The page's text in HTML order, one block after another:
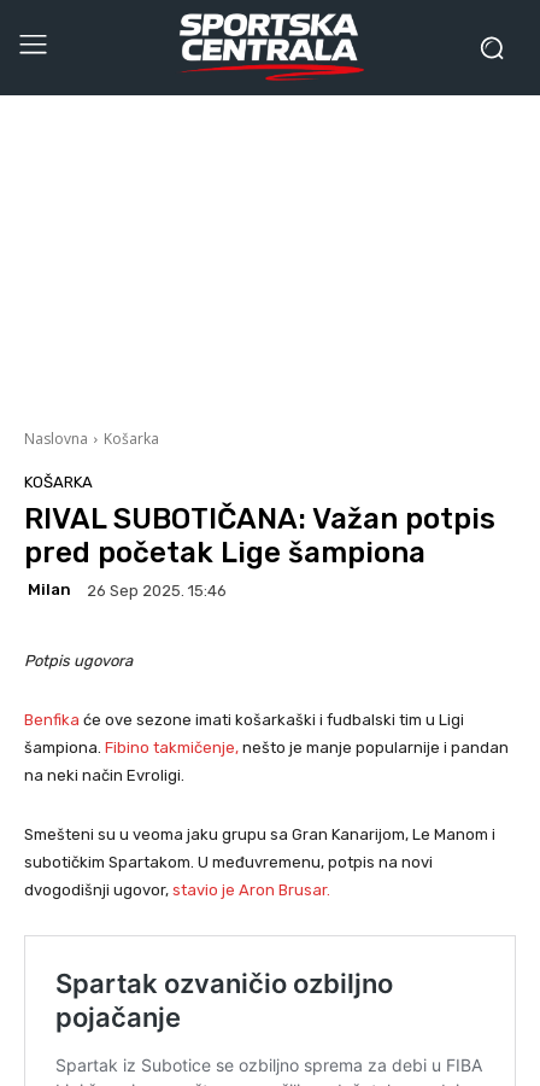
Naslovna Košarka
KOŠARKA
RIVAL SUBOTIČANA: Važan potpis
pred početak Lige šampiona
Milan 26 Sep 2025. 15:46
Potpis ugovora
Benfika će ove sezone imati košarkaški i fudbalski tim u Ligi
šampiona. Fibino takmičenje, nešto je manje popularnije i pandan
na neki način Evroligi.
Smešteni su u veoma jaku grupu sa Gran Kanarijom, Le Manom i
subotičkim Spartakom. U međuvremenu, potpis na novi
dvogodišnji ugovor, stavio je Aron Brusar.